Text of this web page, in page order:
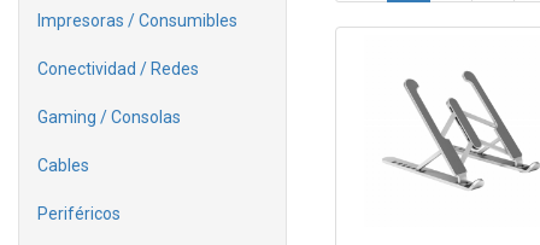
Impresoras / Consumibles
Conectividad / Redes
Gaming / Consolas
Cables
Periféricos